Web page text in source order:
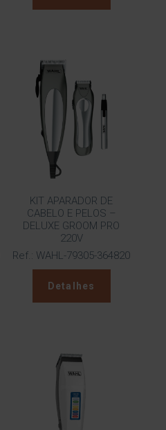
KIT APARADOR DE
CABELO E PELOS –
DELUXE GROOM PRO
220V
Ref.: WAHL-79305-364820
Detalhes